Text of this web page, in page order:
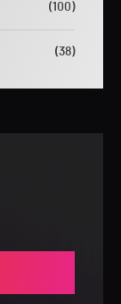
(100)
(38)